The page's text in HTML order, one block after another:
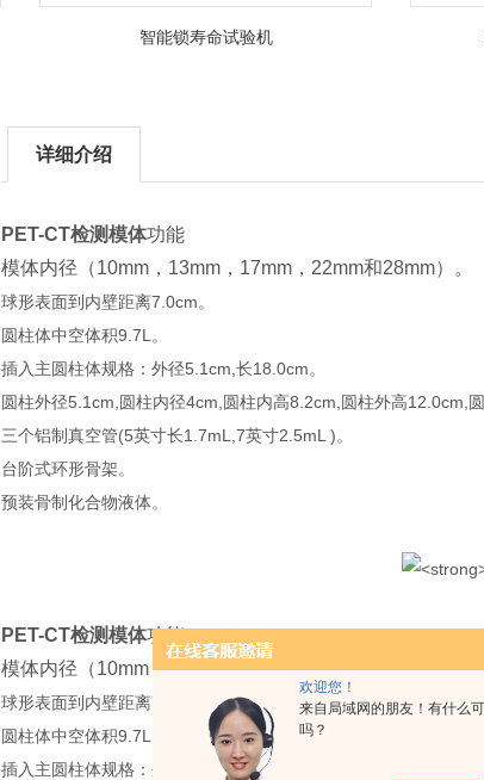
欢迎您！
来自局域网的朋友！有什么
吗？
智能锁寿命试验机
详细介绍
PET-CT检测模体功能
模体内径（10mm，13mm，17mm，22mm和28mm）。
球形表面到内壁距离7.0cm。
圆柱体中空体积9.7L。
插入主圆柱体规格：外径5.1cm,长18.0cm。
圆柱外径5.1cm,圆柱内径4cm,圆柱内高8.2cm,圆柱外高12.0cm,
三个铝制真空管(5英寸长1.7mL,7英寸2.5mL )。
台阶式环形骨架。
预装骨制化合物液体。
PET-CT检测模体功能
模体内径（10mm，13mm，17mm，22mm和28mm）。
球形表面到内壁距离7.0cm。
圆柱体中空体积9.7L。
插入主圆柱体规格：外径5.1cm,长18.0cm。